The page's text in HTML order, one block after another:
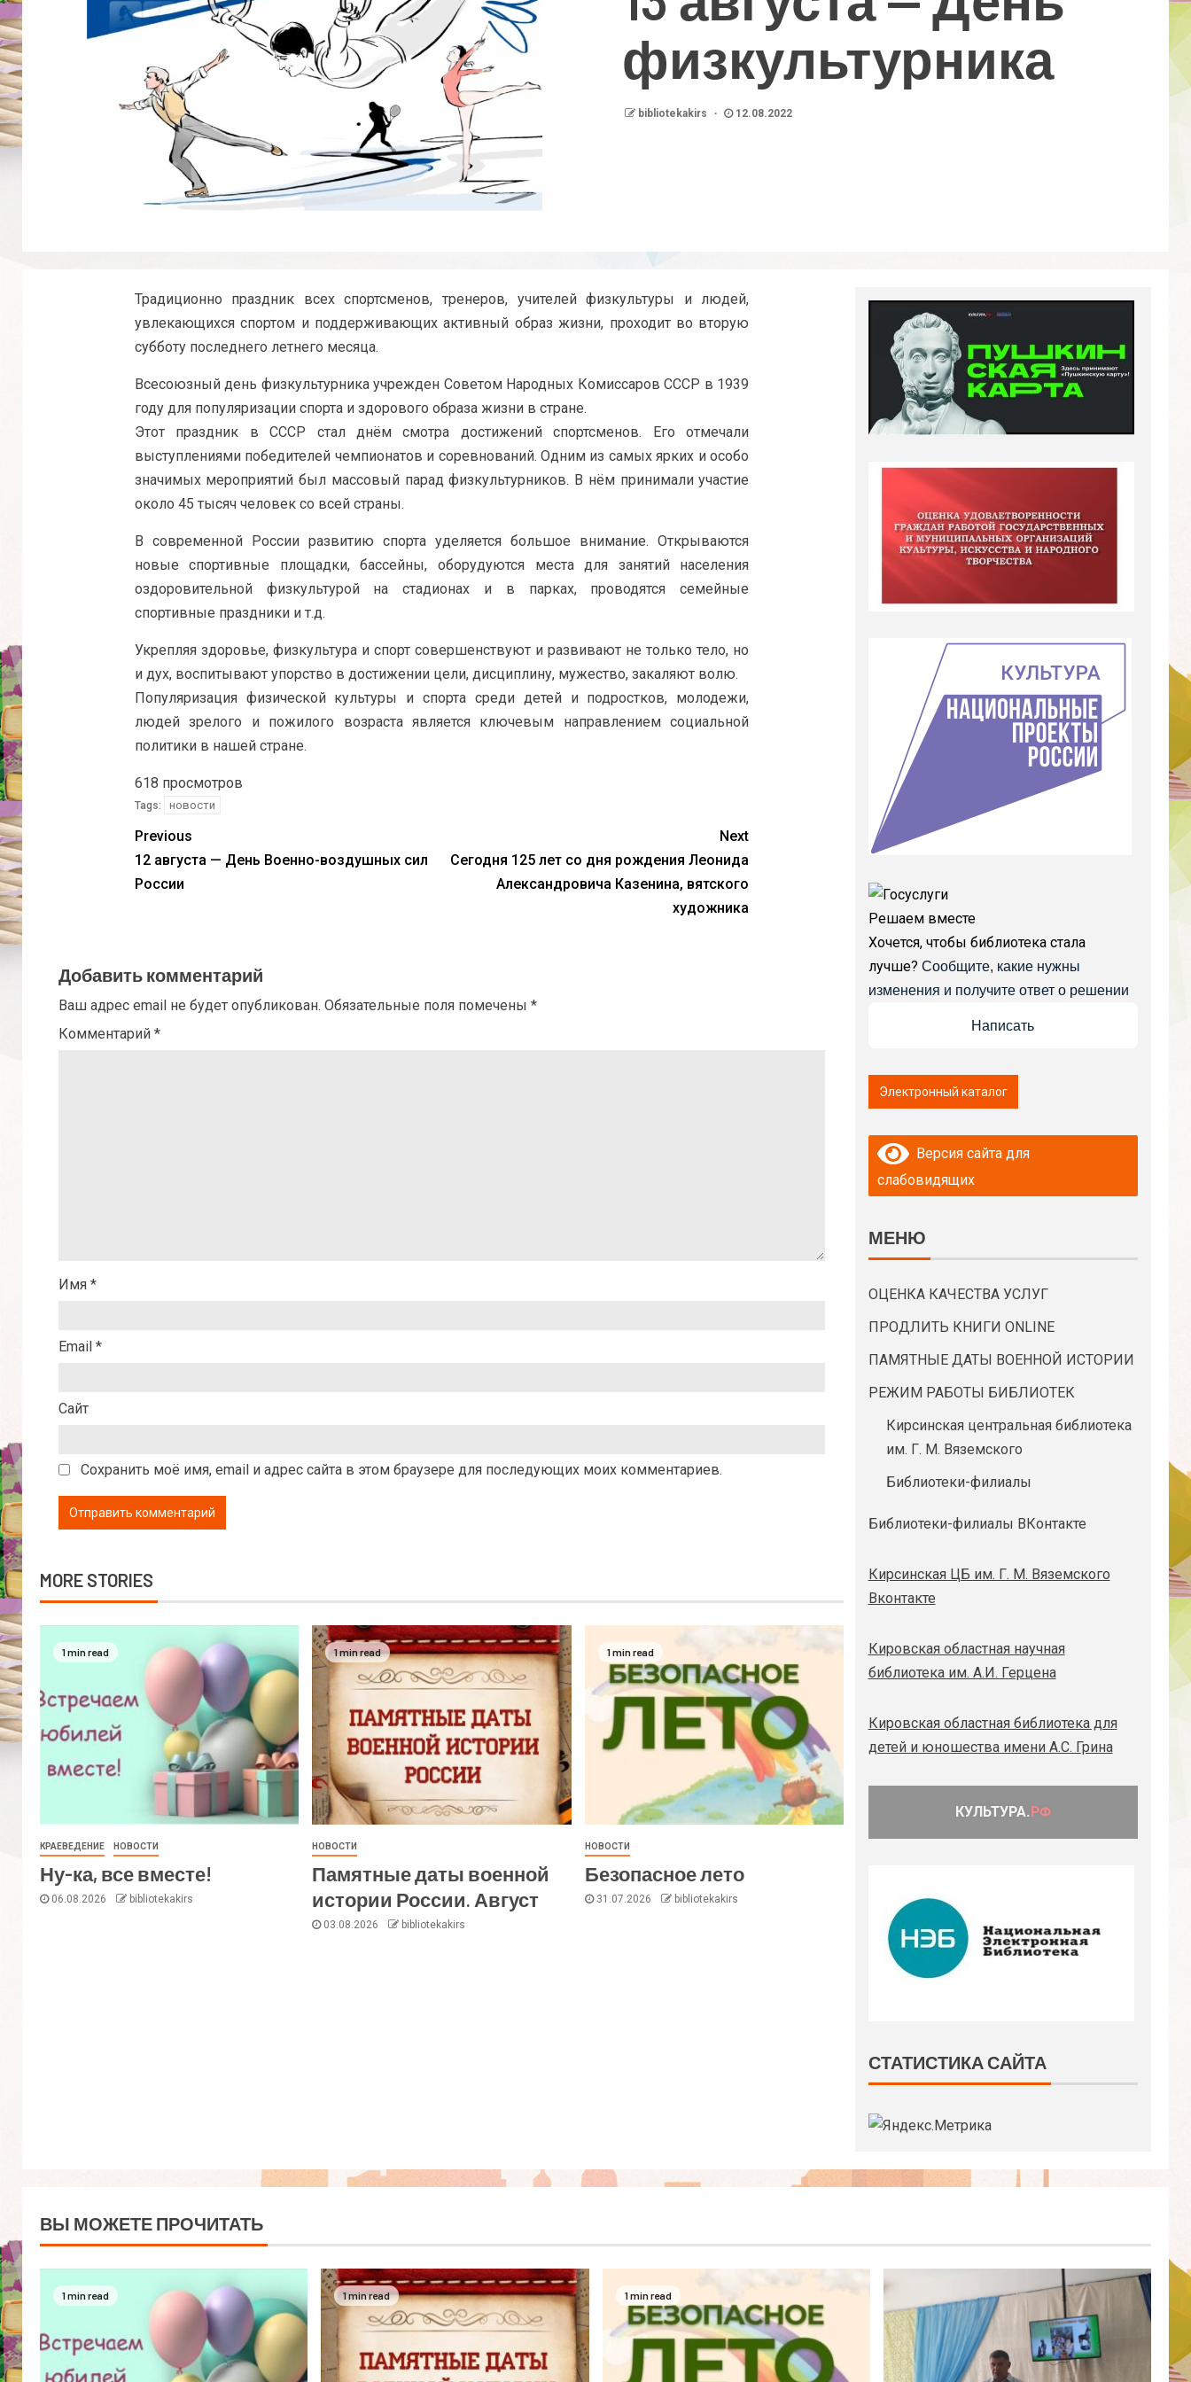
физкультурника
bibliotekakirs 12.08.2022
Традиционно праздник всех спортсменов, тренеров, учителей физкультуры и людей,
увлекающихся спортом и поддерживающих активный образ жизни, проходит во вторую
субботу последнего летнего месяца.
Всесоюзный день физкультурника учрежден Советом Народных Комиссаров СССР в 1939
году для популяризации спорта и здорового образа жизни в стране.
Этот праздник в СССР стал днём смотра достижений спортсменов. Его отмечали
выступлениями победителей чемпионатов и соревнований. Одним из самых ярких и особо
значимых мероприятий был массовый парад физкультурников. В нём принимали участие
около 45 тысяч человек со всей страны.
В современной России развитию спорта уделяется большое внимание. Открываются
новые спортивные площадки, бассейны, оборудуются места для занятий населения
оздоровительной физкультурой на стадионах и в парках, проводятся семейные
спортивные праздники и т.д.
Укрепляя здоровье, физкультура и спорт совершенствуют и развивают не только тело, но
и дух, воспитывают упорство в достижении цели, дисциплину, мужество, закаляют волю.
Популяризация физической культуры и спорта среди детей и подростков, молодежи,
людей зрелого и пожилого возраста является ключевым направлением социальной
политики в нашей стране.
618 просмотров
Tags: новости
Previous
12 августа — День Военно-воздушных сил
России
Next
Сегодня 125 лет со дня рождения Леонида
Александровича Казенина, вятского
художника
Добавить комментарий
Ваш адрес email не будет опубликован. Обязательные поля помечены *
Комментарий *
Имя *
Email *
Сайт
Сохранить моё имя, email и адрес сайта в этом браузере для последующих моих комментариев.
MORE STORIES
1 min read
КРАЕВЕДЕНИЕ НОВОСТИ
Ну-ка, все вместе!
06.08.2026 bibliotekakirs
1 min read
НОВОСТИ
Памятные даты военной
истории России. Август
03.08.2026 bibliotekakirs
1 min read
НОВОСТИ
Безопасное лето
31.07.2026 bibliotekakirs
Решаем вместе
Хочется, чтобы библиотека стала
лучше? Сообщите, какие нужны
изменения и получите ответ о решении
Написать
Версия сайта для
слабовидящих
МЕНЮ
ОЦЕНКА КАЧЕСТВА УСЛУГ
ПРОДЛИТЬ КНИГИ ONLINE
ПАМЯТНЫЕ ДАТЫ ВОЕННОЙ ИСТОРИИ
РЕЖИМ РАБОТЫ БИБЛИОТЕК
Кирсинская центральная библиотека
им. Г. М. Вяземского
Библиотеки-филиалы
Библиотеки-филиалы ВКонтакте
Кирсинская ЦБ им. Г. М. Вяземского
Вконтакте
Кировская областная научная
библиотека им. А.И. Герцена
Кировская областная библиотека для
детей и юношества имени А.С. Грина
СТАТИСТИКА САЙТА
ВЫ МОЖЕТЕ ПРОЧИТАТЬ
1 min read 1 min read 1 min read